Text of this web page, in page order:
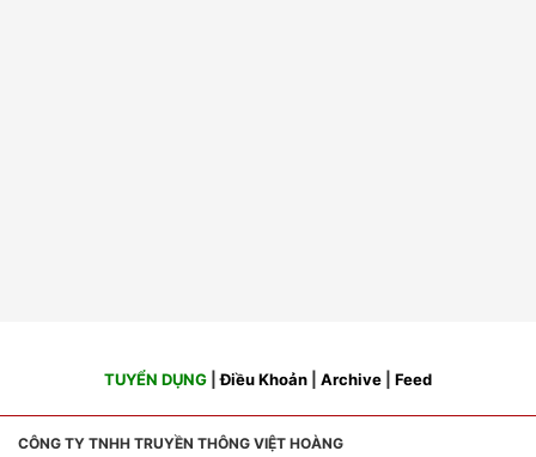
TUYỂN DỤNG |Điều Khoản Archive Feed
CÔNG TY TNHH TRUYỀN THÔNG VIỆT HOÀNG